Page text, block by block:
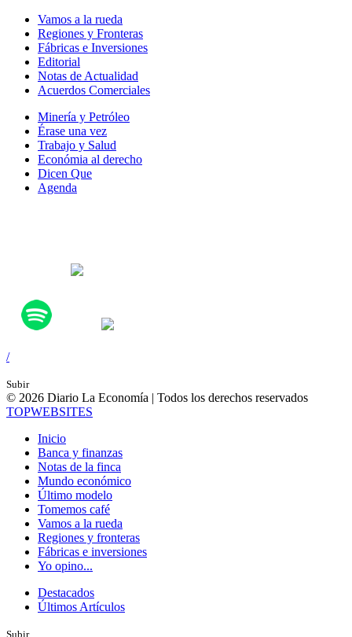
Vamos a la rueda
Regiones y Fronteras
Fábricas e Inversiones
Editorial
Notas de Actualidad
Acuerdos Comerciales
Minería y Petróleo
Érase una vez
Trabajo y Salud
Económia al derecho
Dicen Que
Agenda
/
Subir
© 2026 Diario La Economía | Todos los derechos reservados
TOPWEBSITES
Inicio
Banca y finanzas
Notas de la finca
Mundo económico
Último modelo
Tomemos café
Vamos a la rueda
Regiones y fronteras
Fábricas e inversiones
Yo opino...
Destacados
Últimos Artículos
Subir